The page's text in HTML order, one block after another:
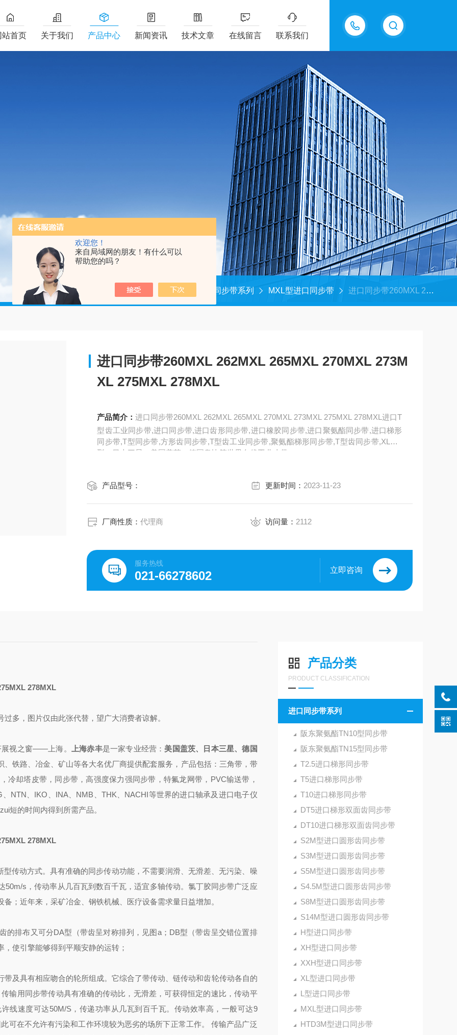
欢迎您！
来自局域网的朋友！有什么可以
帮助您的吗？
15618576711
站首页 关于我们 产品中心 新闻资讯 技术文章 在线留言 联系我们
首页 产品中心 进口同步带系列 MXL型进口同步带 进口同步带260MXL 262MXL 265MXL 270MXL 273MXL 275MXL 278MXL
进口同步带260MXL 262MXL 265MXL 270MXL 273M
XL 275MXL 278MXL
产品简介：进口同步带260MXL 262MXL 265MXL 270MXL 273MXL 275MXL 278MXL进口T
型齿工业同步带,进口同步带,进口齿形同步带,进口橡胶同步带,进口聚氨酯同步带,进口梯形
同步带,T型同步带,方形齿同步带,T型齿工业同步带,聚氨酯梯形同步带,T型齿同步带,XL、L
型。日本三星、美国盖茨、德国奥比等世界名优工业皮带。
产品型号： 更新时间： 2023-11-23
厂商性质：代理商 访问量： 2112
服务热线
021-66278602 立即咨询
产品分类
PRODUCT CLASSIFICATION
进口同步带系列
阪东聚氨酯TN10型同步带
阪东聚氨酯TN15型同步带
T2.5进口梯形同步带
T5进口梯形同步带
T10进口梯形同步带
DT5进口梯形双面齿同步带
DT10进口梯形双面齿同步带
S2M型进口圆形齿同步带
S3M型进口圆形齿同步带
S5M型进口圆形齿同步带
S4.5M型进口圆形齿同步带
S8M型进口圆形齿同步带
S14M型进口圆形齿同步带
H型进口同步带
XH型进口同步带
XXH型进口同步带
XL型进口同步带
L型进口同步带
MXL型进口同步带
HTD3M型进口同步带
278MXL
多，图片仅由此张代替，望广大消费者谅解。
视之窗——上海。 上海赤丰是一家专业经营 ： 美国盖茨、日本三星、德国
铁路、冶金、矿山等各大名优厂商提供配套服务， 产品包括： 三角带，带
冷却塔皮带，同步带，高强度保力强同步带，特氟龙网带，PVC输送带，
、NTN、IKO、INA、NMB、THK、NACHI等世界的进口轴承及进口电子仪
短的时间内得到所需产品。
278MXL
传动方式。具有准确的同步传动功能，不需要润滑、无滑差、无污染、噪
s，传动率从几百瓦到数百千瓦，适宜多轴传动。 氯丁胶同步带广泛应
；近年来，采矿冶金、钢铁机械、医疗设备需求量日益增加。
的排布又可分DA型（带齿呈对称排列，见图a；DB型（带齿呈交错位置排
使引擎能够得到平顺安静的运转；
及具有相应吻合的轮所组成。它综合了带传动、链传动和齿轮传动各自的
输用同步带传动具有准确的传动比，无滑差，可获得恒定的速比，传动平
线速度可达50M/S，传递功率从几瓦到百千瓦。传动效率高，一般可达9
可在不允许有污染和工作环境较为恶劣的场所下正常工作。 传输产品广泛